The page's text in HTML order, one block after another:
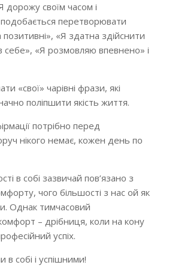
своїм часом і
перетворювати
«Я здатна здійснити
себе», «Я розмовляю впевнено» і
«свої» чарівні фрази, які
поліпшити якість життя.
потрібно перед
нікого немає, кожен день по
в собі зазвичай пов’язано з
чого більшості з нас ой як
Однак тимчасовий
– дрібниця, коли на кону
успіх.
собі і успішними!